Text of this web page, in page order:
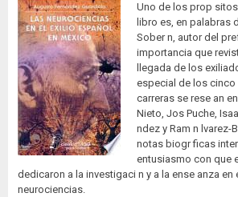
Uno de los prop
libro es, en palabras
Sober n, autor del
importancia que
llegada de los
especial de los
carreras se rese an
Nieto, Jos Puche,
ndez y Ram n lvarez-
notas biogr ficas
entusiasmo con que
dedicaron a la investigaci n y a la ense anza en
neurociencias.